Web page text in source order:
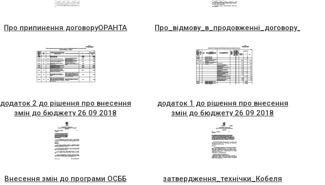
Про припинення договоруОРАНТА
додаток 2 до рішення про внесення
змін до бюджету 26 09 2018
додаток 1 до рішення про внесення
змін до бюджету 26 09 2018
Внесення змін до програми ОСББ
затвердження_технiчки_Кобеля